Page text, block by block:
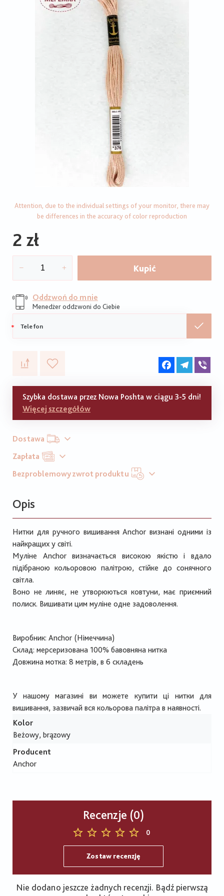
Attention, due to the individual settings of your monitor, there may
be differences in the accuracy of color reproduction
2 zł
Kupić
Oddzwoń do mnie
Menedżer oddzwoni do Ciebie
komórkowy
FacebookTelegram
Szybka dostawa przez Nowa Poshta w ciągu 3-5 dni!
Więcej szczegółów
Dostawa
Zapłata
Bezproblemowy zwrot produktu
Opis
Нитки для ручного вишивання Anchor визнані одними із
найкращих у світі.
Муліне Anchor визначається високою якістю і вдало
підібраною кольоровою палітрою, стійке до сонячного
світла.
Воно не линяє, не утворюються ковтуни, має приємний
полиск. Вишивати цим муліне одне задоволення.
Виробник: Anchor (Німеччина)
Склад: мерсеризована 100% бавовняна нитка
Довжина мотка: 8 метрів, в 6 складень
У нашому магазині ви можете купити ці нитки для
вишивання, зазвичай вся кольорова палітра в наявності.
Kolor
Beżowy, brązowy
Producent
Anchor
Recenzje (0)
0
Zostaw recenzję
Nie dodano jeszcze żadnych recenzji. Bądź pierwszą